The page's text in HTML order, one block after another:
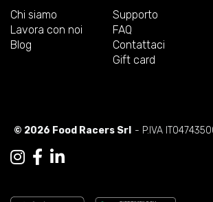
Chi siamo
Lavora con noi
Blog
Supporto
FAQ
Contattaci
Gift card
© 2026 Food Racers Srl - P.IVA